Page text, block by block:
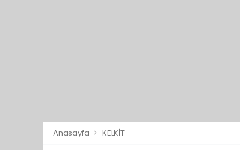
Anasayfa KELKİT